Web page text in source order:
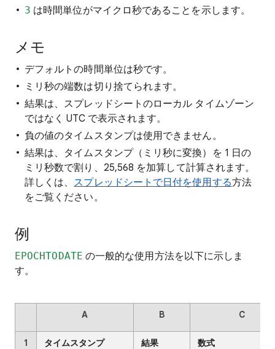
3 は時間単位がマイクロ秒であることを示します。
メモ
デフォルトの時間単位は秒です。
ミリ秒の端数は切り捨てられます。
結果は、スプレッドシートのローカル タイムゾーン
ではなく UTC で表示されます。
負の値のタイムスタンプは使用できません。
結果は、タイムスタンプ（ミリ秒に変換）を 1 日の
ミリ秒数で割り、25,568 を加算して計算されます。
詳しくは、 スプレッドシートで日付を使用する方法
をご覧ください。
例
EPOCHTODATE の一般的な使用方法を以下に示しま
す。
A B C
1 タイムスタンプ 結果 数式